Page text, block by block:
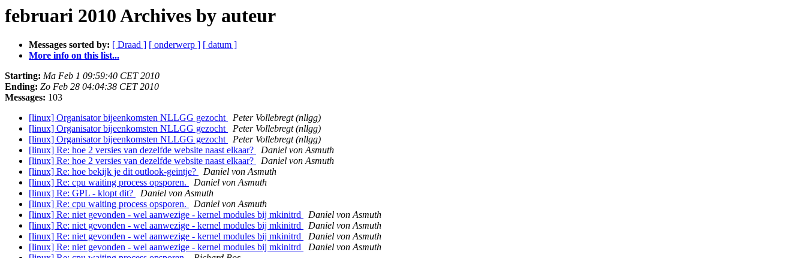
februari 2010 Archives by auteur
Messages sorted by: [ Draad ] [ onderwerp ] [ datum ]
More info on this list...
Starting: Ma Feb 1 09:59:40 CET 2010
Ending: Zo Feb 28 04:04:38 CET 2010
Messages: 103
[linux] Organisator bijeenkomsten NLLGG gezocht
Peter Vollebregt (nllgg)
[linux] Organisator bijeenkomsten NLLGG gezocht
Peter Vollebregt (nllgg)
[linux] Organisator bijeenkomsten NLLGG gezocht
Peter Vollebregt (nllgg)
[linux] Re: hoe 2 versies van dezelfde website naast elkaar?
Daniel von Asmuth
[linux] Re: hoe 2 versies van dezelfde website naast elkaar?
Daniel von Asmuth
[linux] Re: hoe bekijk je dit outlook-geintje?
Daniel von Asmuth
[linux] Re: cpu waiting process opsporen.
Daniel von Asmuth
[linux] Re: GPL - klopt dit?
Daniel von Asmuth
[linux] Re: cpu waiting process opsporen.
Daniel von Asmuth
[linux] Re: niet gevonden - wel aanwezige - kernel modules bij mkinitrd
Daniel von Asmuth
[linux] Re: niet gevonden - wel aanwezige - kernel modules bij mkinitrd
Daniel von Asmuth
[linux] Re: niet gevonden - wel aanwezige - kernel modules bij mkinitrd
Daniel von Asmuth
[linux] Re: niet gevonden - wel aanwezige - kernel modules bij mkinitrd
Daniel von Asmuth